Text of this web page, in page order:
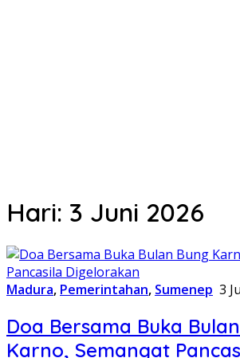
Hari: 3 Juni 2026
Madura, Pemerintahan, Sumenep 3
Doa Bersama Buka
Karno, Semangat